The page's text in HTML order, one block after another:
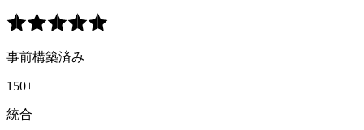
事前構築済み
150+
統合